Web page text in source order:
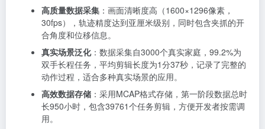
高质量数据采集 ：画面清晰度高（1600×1296像素，
30fps），轨迹精度达到亚厘米级别，同时包含夹抓的开
合角度和位移信息。
真实场景泛化：数据采集自3000个真实家庭，99.2%为
双手长程任务，平均剪辑长度为1分37秒，记录了完整的
动作过程，适合多种真实场景的应用。
高效数据存储 ：采用MCAP格式存储，第一阶段数据总时
长950小时，包含39761个任务剪辑，方便开发者按需调
用。